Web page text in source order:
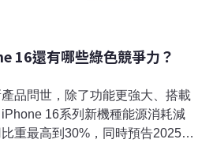
16還有哪些綠色競爭力？
品問世，除了功能更強大、搭載
16系列新機種能源消耗減
重最高到30%，同時預告2025年